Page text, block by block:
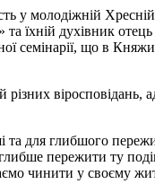
у молодіжній
їхній духівник
семінарії, що в
для глибшого
пережити ту
чинити у своєму